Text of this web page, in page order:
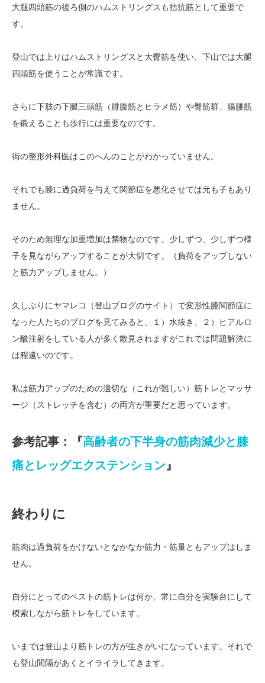
大腿四頭筋の後ろ側のハムストリングスも拮抗筋として重要で
す。
登山では上りはハムストリングスと大臀筋を使い、下山では大腿
四頭筋を使うことが常識です。
さらに下肢の下腿三頭筋（腓腹筋とヒラメ筋）や臀筋群、腸腰筋
を鍛えることも歩行には重要なのです。
街の整形外科医はこのへんのことがわかっていません。
それでも膝に過負荷を与えて関節症を悪化させては元も子もあり
ません。
そのため無理な加重増加は禁物なのです。少しずつ、少しずつ様
子を見ながらアップすることが大切です。（負荷をアップしない
と筋力アップしません。）
久しぶりにヤマレコ（登山ブログのサイト）で変形性膝関節症に
なった人たちのブログを見てみると、１）水抜き、２）ヒアルロ
ン酸注射をしている人が多く散見されますがこれでは問題解決に
は程遠いのです。
私は筋力アップのための適切な（これが難しい）筋トレとマッサ
ージ（ストレッチを含む）の両方が重要だと思っています。
参考記事：『高齢者の下半身の筋肉減少と膝
痛とレッグエクステンション』
終わりに
筋肉は過負荷をかけないとなかなか筋力・筋量ともアップはしま
せん。
自分にとってのベストの筋トレは何か、常に自分を実験台にして
模索しながら筋トレをしています。
いまでは登山より筋トレの方が生きがいになっています。それで
も登山間隔があくとイライラしてきます。